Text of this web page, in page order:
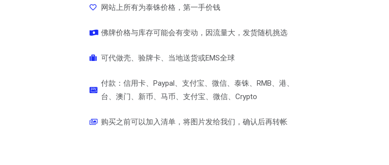
网站上所有为泰铢价格，第一手价钱
佛牌价格与库存可能会有变动，因流量大，发货随机挑选
可代做壳、验牌卡、当地送货或EMS全球
付款：信用卡、Paypal、支付宝、微信、泰铢、RMB、港、
台、澳门、新币、马币、支付宝、微信、Crypto
购买之前可以加入清单，将图片发给我们，确认后再转帐